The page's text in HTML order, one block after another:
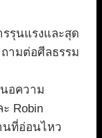
รุนแรงและสุด
ามต่อศีลธรรม
อความ
Robin
นที่อ่อนไหว